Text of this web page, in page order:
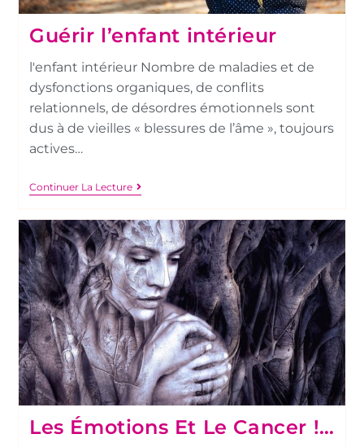
Guérir l’enfant intérieur
l'enfant intérieur Nombre de maladies et de
dysfonctions organiques, de conflits
relationnels, de désordres émotionnels sont
dus à de vieilles « blessures de l’âme », toujours
actives…
Continuer La Lecture
Les Émotions Et Le Cancer !…